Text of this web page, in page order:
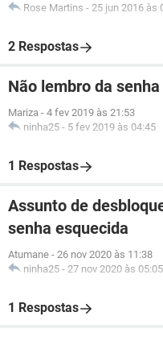
Rose Martins - 25 jun 2016 às
2 Respostas
Não lembro da
Mariza - 4 fev 2019 às 21:53
ninha25 - 5 fev 2019 às 04:45
1 Respostas
Assunto de
senha esquecida
Atumane - 26 nov 2020 às 11:38
ninha25 - 27 nov 2020 às 05:05
1 Respostas